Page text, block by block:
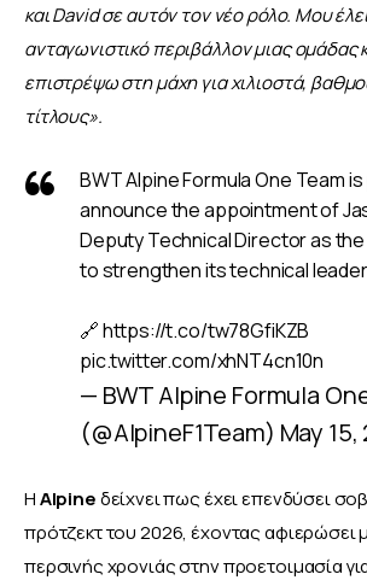
και David σε αυτόν τον νέο ρόλο. Μου
ανταγωνιστικό περιβάλλον μιας
επιστρέψω στη μάχη για χιλιοστά,
τίτλους».
BWT Alpine Formula One Team
announce the appointment of
Deputy Technical Director as
to strengthen its technical
🔗https://t.co/tw78GfiKZB
pic.twitter.com/xhNT4cn10n
— BWT Alpine Formula
(@AlpineF1Team) May
Η Alpine δείχνει πως έχει επενδύσει
πρότζεκτ του 2026, έχοντας αφιερώσει
περσινής χρονιάς στην προετοιμασία